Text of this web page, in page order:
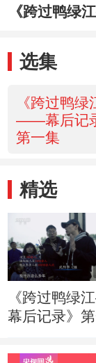
《跨过鸭绿
选集
《跨过鸭绿
——幕后记
第一集
精选
《跨过鸭绿
幕后记录》
人员集结 力